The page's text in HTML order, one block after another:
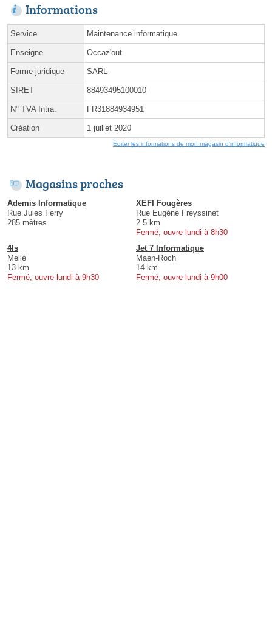
Informations
Service Maintenance informatique
Enseigne Occaz'out
Forme juridique SARL
SIRET 88493495100010
N° TVA Intra. FR31884934951
Création 1 juillet 2020
Éditer les informations de mon magasin d'informatique
Magasins proches
Ademis Informatique
Rue Jules Ferry
285 mètres
XEFI Fougères
Rue Eugène Freyssinet
2.5 km
Fermé, ouvre lundi à 8h30
4Is
Mellé
13 km
Fermé, ouvre lundi à 9h30
Jet 7 Informatique
Maen-Roch
14 km
Fermé, ouvre lundi à 9h00